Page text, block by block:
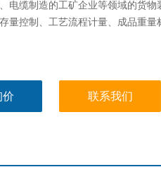
电缆制造的工矿企业等领域的货物
量控制、工艺流程计量、成品重量
价 联系我们